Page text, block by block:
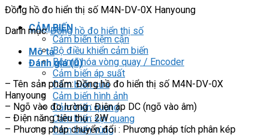
CẢM BIẾN
Cảm biến tiệm cận
Bộ điều khiển cảm biến
Bộ mã hóa vòng quay / Encoder
Cảm biến áp suất
Cảm biến cửa
Cảm biến hình ảnh
Cảm biến quang
Cảm biến sợi quang
Cảm biến vùng
Đồng hồ đo hiển thị số M4N-DV-0X Hanyoung
Danh mục:Đồng hồ đo hiển thị số
Mô tả
Đánh giá (0)
– Tên sản phẩm: Đồng hồ đo hiển thị số M4N-DV-0X
Hanyoung
– Ngõ vào đo lường : Điện áp DC (ngõ vào âm)
– Điện năng tiêu thụ : 2W
– Phương pháp chuyển đổi : Phương pháp tích phân kép